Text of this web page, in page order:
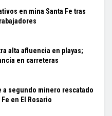
en mina Santa Fe tras
alta afluencia en playas;
en carreteras
a segundo minero rescatado
en El Rosario